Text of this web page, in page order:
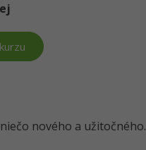
nového a užitočného.